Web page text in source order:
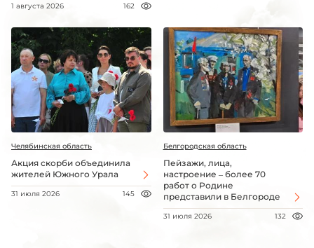
1 августа 2026 162
Челябинская область
Акция скорби объединила
жителей Южного Урала
31 июля 2026 145
Белгородская область
Пейзажи, лица,
настроение – более 70
работ о Родине
представили в Белгороде
31 июля 2026 132